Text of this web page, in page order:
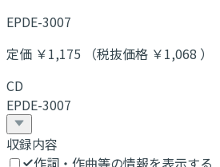
EPDE-3007
定価 ￥1,175 （税抜価格 ￥1,068 ）
CD
EPDE-3007
収録内容
作詞・作曲等の情報を表示する